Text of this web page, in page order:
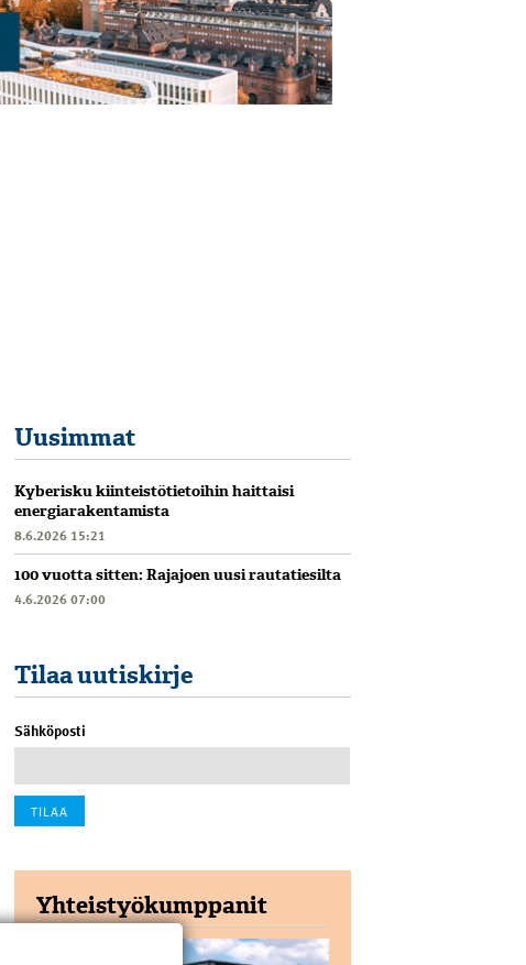
Uusimmat
Kyberisku kiinteistötietoihin haittaisi
energiarakentamista
8.6.2026 15:21
100 vuotta sitten: Rajajoen uusi rautatiesilta
4.6.2026 07:00
Tilaa uutiskirje
Sähköposti
Yhteistyökumppanit